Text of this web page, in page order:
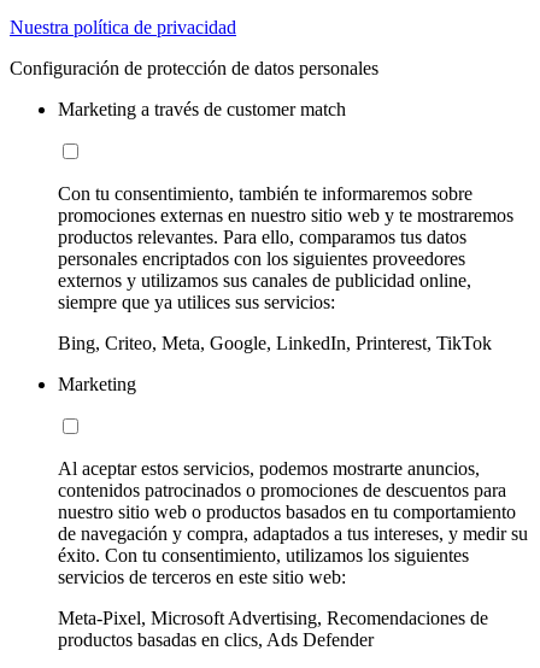
Nuestra política de privacidad
Configuración de protección de datos personales
Marketing a través de customer match
Con tu consentimiento, también te informaremos sobre
promociones externas en nuestro sitio web y te mostraremos
productos relevantes. Para ello, comparamos tus datos
personales encriptados con los siguientes proveedores
externos y utilizamos sus canales de publicidad online,
siempre que ya utilices sus servicios:
Bing, Criteo, Meta, Google, LinkedIn, Printerest, TikTok
Marketing
Al aceptar estos servicios, podemos mostrarte anuncios,
contenidos patrocinados o promociones de descuentos para
nuestro sitio web o productos basados en tu comportamiento
de navegación y compra, adaptados a tus intereses, y medir su
éxito. Con tu consentimiento, utilizamos los siguientes
servicios de terceros en este sitio web:
Meta-Pixel, Microsoft Advertising, Recomendaciones de
productos basadas en clics, Ads Defender